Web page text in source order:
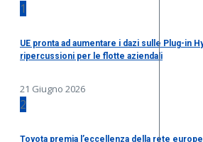
1
UE pronta ad aumentare i dazi sulle Plug-in
ripercussioni per le flotte aziendali
21 Giugno 2026
2
Toyota premia l’eccellenza della rete